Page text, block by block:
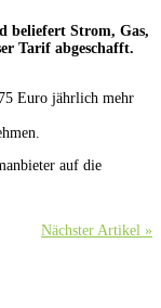
beliefert Strom, Gas,
Tarif abgeschafft.
Euro jährlich mehr
auf die
Nächster Artikel »